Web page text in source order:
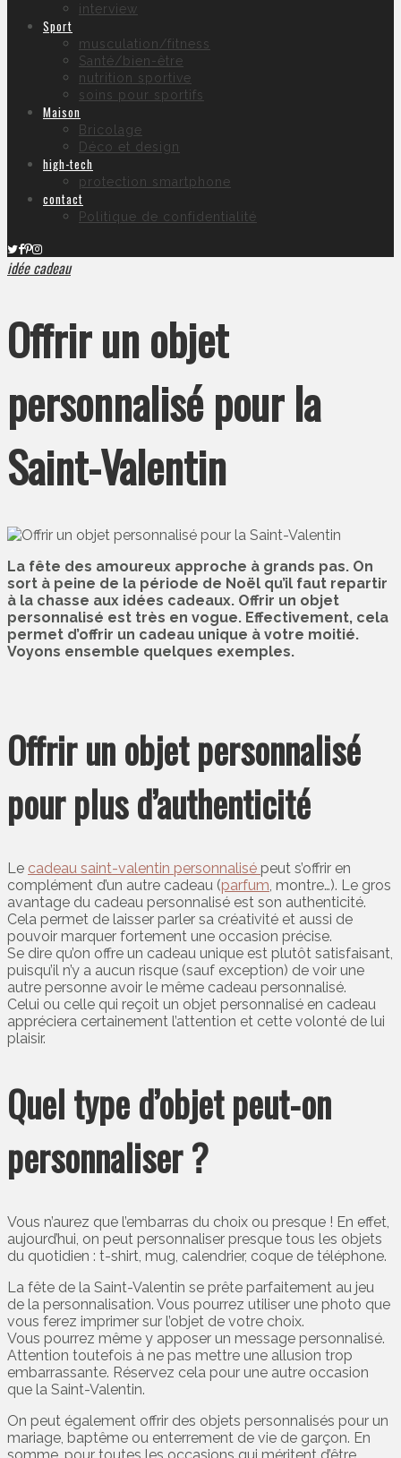
interview
Sport
musculation/fitness
Santé/bien-être
nutrition sportive
soins pour sportifs
Maison
Bricolage
Déco et design
high-tech
protection smartphone
contact
Politique de confidentialité
idée cadeau
Offrir un objet
personnalisé pour la
Saint-Valentin
La fête des amoureux approche à grands pas. On
sort à peine de la période de Noël qu’il faut repartir
à la chasse aux idées cadeaux. Offrir un objet
personnalisé est très en vogue. Effectivement, cela
permet d’offrir un cadeau unique à votre moitié.
Voyons ensemble quelques exemples.
Offrir un objet personnalisé
pour plus d’authenticité
Le cadeau saint-valentin personnalisé peut s’offrir en
complément d’un autre cadeau (parfum , montre…). Le gros
avantage du cadeau personnalisé est son authenticité.
Cela permet de laisser parler sa créativité et aussi de
pouvoir marquer fortement une occasion précise.
Se dire qu’on offre un cadeau unique est plutôt satisfaisant,
puisqu’il n’y a aucun risque (sauf exception) de voir une
autre personne avoir le même cadeau personnalisé.
Celui ou celle qui reçoit un objet personnalisé en cadeau
appréciera certainement l’attention et cette volonté de lui
plaisir.
Quel type d’objet peut-on
personnaliser ?
Vous n’aurez que l’embarras du choix ou presque ! En effet,
aujourd’hui, on peut personnaliser presque tous les objets
du quotidien : t-shirt, mug, calendrier, coque de téléphone.
La fête de la Saint-Valentin se prête parfaitement au jeu
de la personnalisation. Vous pourrez utiliser une photo que
vous ferez imprimer sur l’objet de votre choix.
Vous pourrez même y apposer un message personnalisé.
Attention toutefois à ne pas mettre une allusion trop
embarrassante. Réservez cela pour une autre occasion
que la Saint-Valentin.
On peut également offrir des objets personnalisés pour un
mariage, baptême ou enterrement de vie de garçon. En